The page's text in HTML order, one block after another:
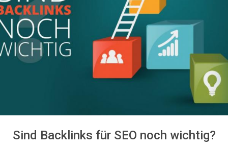
Sind Backlinks für SEO noch wichtig?